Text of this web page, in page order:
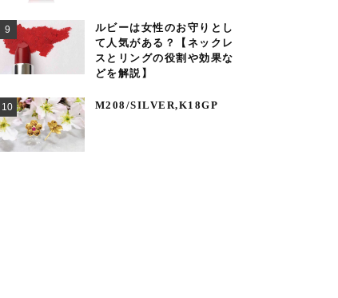
ルビーは女性のお守りとし
て人気がある？【ネックレ
スとリングの役割や効果な
どを解説】
M208/SILVER,K18GP